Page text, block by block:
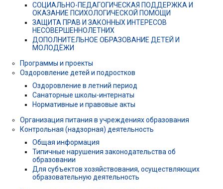
СОЦИАЛЬНО-ПЕДАГОГИЧЕСКАЯ ПОДДЕРЖКА И
ОКАЗАНИЕ ПСИХОЛОГИЧЕСКОЙ ПОМОЩИ
ЗАЩИТА ПРАВ И ЗАКОННЫХ ИНТЕРЕСОВ
НЕСОВЕРШЕННОЛЕТНИХ
ДОПОЛНИТЕЛЬНОЕ ОБРАЗОВАНИЕ ДЕТЕЙ И
МОЛОДЁЖИ
Программы и проекты
Оздоровление детей и подростков
Оздоровление в летний период
Санаторные школы-интернаты
Нормативные и правовые акты
Организация питания в учреждениях образования
Контрольная (надзорная) деятельность
Общая информация
Типичные нарушения законодательства об
образовании
Для субъектов хозяйствования, осуществляющих
образовательную деятельность